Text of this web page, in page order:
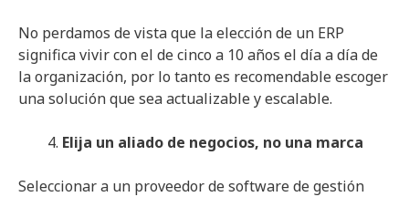
No perdamos de vista que la elección de un ERP
significa vivir con el de cinco a 10 años el día a día de
la organización, por lo tanto es recomendable escoger
una solución que sea actualizable y escalable.
Elija un aliado de negocios, no una marca
Seleccionar a un proveedor de software de gestión